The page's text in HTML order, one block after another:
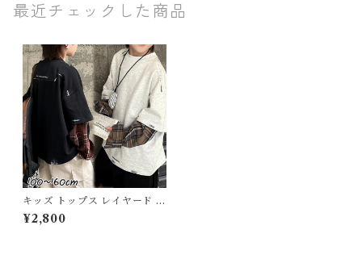
最近チェックした商品
キッズ トップス レイヤード ス
ウェット チェックシャツ 重ね
着風 長袖 子ども服 女の子 男
¥2,800